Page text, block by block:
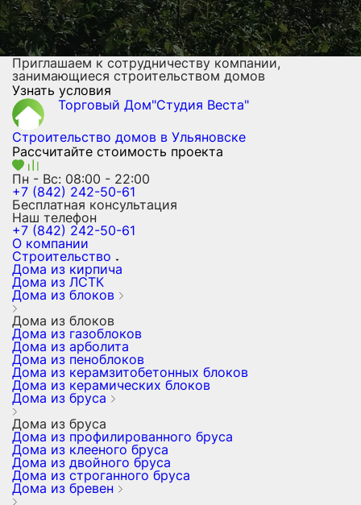
Приглашаем к сотрудничеству компании,
занимающиеся строительством домов
Узнать условия
Торговый Дом"Студия Веста"
Строительство домов в Ульяновске
Рассчитайте стоимость проекта
Пн - Вс: 08:00 - 22:00
+7 (842) 242-50-61
Бесплатная консультация
Наш телефон
+7 (842) 242-50-61
О компании
Строительство
Дома из кирпича
Дома из ЛСТК
Дома из блоков
Дома из блоков
Дома из газоблоков
Дома из арболита
Дома из пеноблоков
Дома из керамзитобетонных блоков
Дома из керамических блоков
Дома из бруса
Дома из бруса
Дома из профилированного бруса
Дома из клееного бруса
Дома из двойного бруса
Дома из строганного бруса
Дома из бревен